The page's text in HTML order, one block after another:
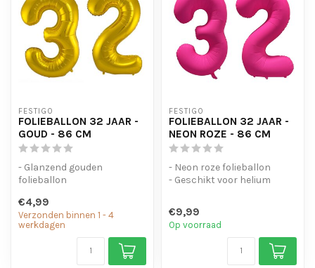
FESTIGO
FOLIEBALLON 32 JAAR -
GOUD - 86 CM
- Glanzend gouden
folieballon
lucht
- Met oogjes om ...
€4,99
Verzonden binnen 1 - 4
werkdagen
FESTIGO
FOLIEBALLON 32 JAAR -
NEON ROZE - 86 CM
- Neon roze folieballon
- Geschikt voor helium
€9,99
Op voorraad